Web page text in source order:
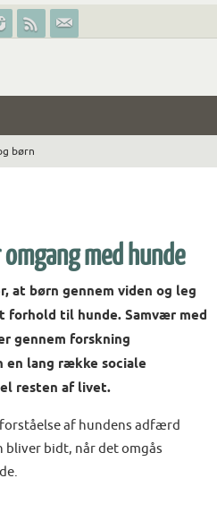
børn
med hunde
at børn gennem viden og leg
forhold til hunde. Samvær med
gennem forskning
lang række sociale
resten af livet.
af hundens adfærd
bidt, når det omgås